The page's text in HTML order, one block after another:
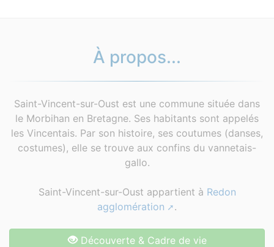
À propos...
Saint-Vincent-sur-Oust est une commune située dans
le Morbihan en Bretagne. Ses habitants sont appelés
les Vincentais. Par son histoire, ses coutumes (danses,
costumes), elle se trouve aux confins du vannetais-
gallo.
Saint-Vincent-sur-Oust appartient à Redon
agglomération
.
Découverte & Cadre de vie